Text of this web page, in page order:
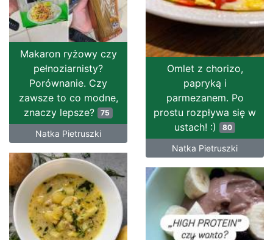
Makaron ryżowy czy
pełnoziarnisty?
Porównanie. Czy
zawsze to co modne,
znaczy lepsze? 75
Natka Pietruszki
Omlet z chorizo,
papryką i
parmezanem. Po
prostu rozpływa się w
ustach! :) 80
Natka Pietruszki